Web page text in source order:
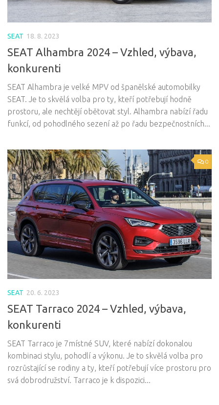
SEAT 18. 8. 2023
SEAT Alhambra 2024 – Vzhled, výbava,
konkurenti
SEAT Alhambra je velké MPV od španělské automobilky
SEAT. Je to skvělá volba pro ty, kteří potřebují hodně
prostoru, ale nechtějí obětovat styl. Alhambra nabízí řadu
funkcí, od pohodlného sezení až po řadu bezpečnostních...
0
SEAT 20. 6. 2023
SEAT Tarraco 2024 – Vzhled, výbava,
konkurenti
SEAT Tarraco je 7místné SUV, které nabízí dokonalou
kombinaci stylu, pohodlí a výkonu. Je to skvělá volba pro
rozrůstající se rodiny a ty, kteří potřebují více prostoru pro
svá dobrodružství. Tarraco je k dispozici...